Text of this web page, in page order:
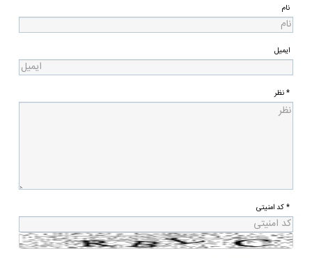
نام
ایمیل
* نظر
* کد امنیتی